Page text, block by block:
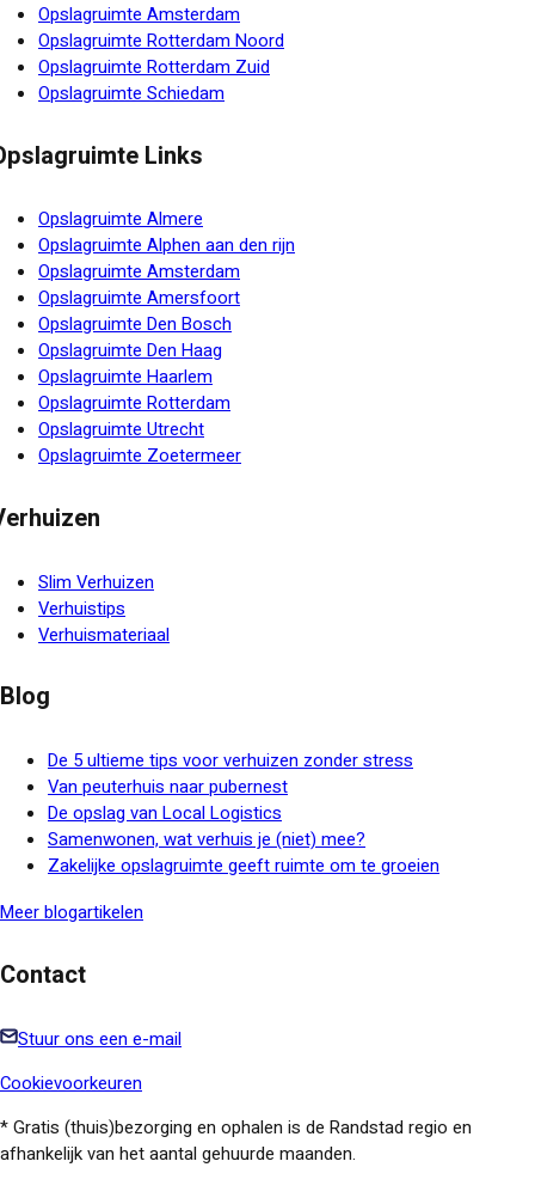
Opslagruimte Amsterdam
Opslagruimte Rotterdam Noord
Opslagruimte Rotterdam Zuid
Opslagruimte Schiedam
Links
Opslagruimte Almere
Opslagruimte Alphen aan den rijn
Opslagruimte Amsterdam
Opslagruimte Amersfoort
Opslagruimte Den Bosch
Opslagruimte Den Haag
Opslagruimte Haarlem
Opslagruimte Rotterdam
Opslagruimte Utrecht
Opslagruimte Zoetermeer
Slim Verhuizen
Verhuistips
Verhuismateriaal
Blog
De 5 ultieme tips voor verhuizen zonder stress
Van peuterhuis naar pubernest
De opslag van Local Logistics
Samenwonen, wat verhuis je (niet) mee?
Zakelijke opslagruimte geeft ruimte om te groeien
Meer blogartikelen
Contact
Stuur ons een e-mail
Cookievoorkeuren
* Gratis (thuis)bezorging en ophalen is de Randstad regio en
afhankelijk van het aantal gehuurde maanden.